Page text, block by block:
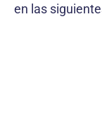
en las